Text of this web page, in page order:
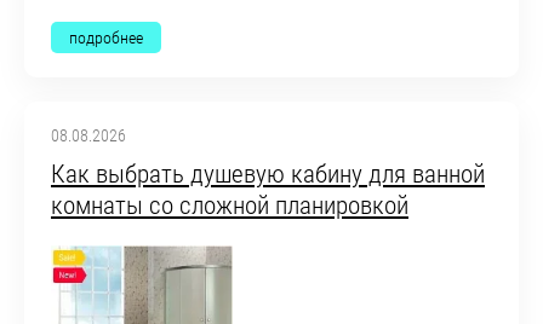
подробнее
08.08.2026
Как выбрать душевую кабину для ванной
комнаты со сложной планировкой